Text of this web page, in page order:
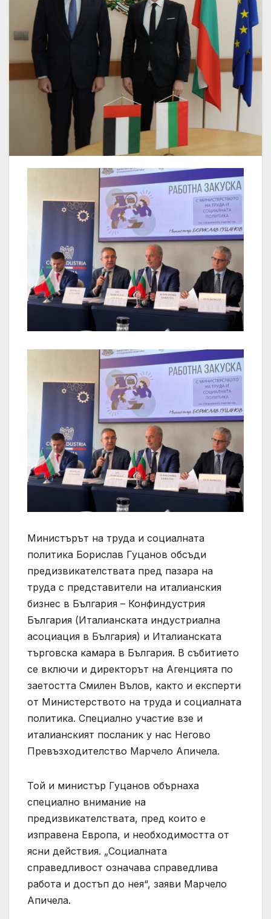
Министърът на труда и социалната
политика Борислав Гуцанов обсъди
предизвикателствата пред пазара на
труда с представители на италианския
бизнес в България – Конфиндустрия
България (Италианската индустриална
асоциация в България) и Италианската
търговска камара в България. В събитието
се включи и директорът на Агенцията по
заетостта Смилен Вълов, както и експерти
от Министерството на труда и социалната
политика. Специално участие взе и
италианският посланик у нас Негово
Превъзходителство Марчело Апичела.
Той и министър Гуцанов обърнаха
специално внимание на
предизвикателствата, пред които е
изправена Европа, и необходимостта от
ясни действия. „Социалната
справедливост означава справедлива
работа и достъп до нея“, заяви Марчело
Апичела.